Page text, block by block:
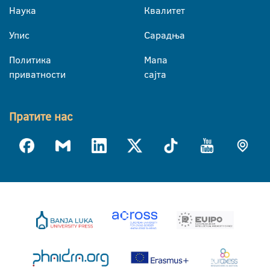
Наука
Упис
Политика
приватности
Квалитет
Сарадња
Мапа
сајта
Пратите нас